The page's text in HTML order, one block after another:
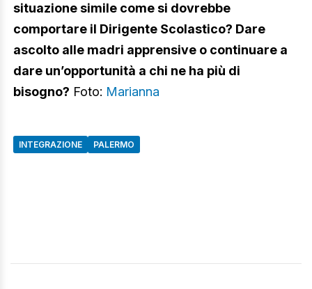
situazione simile come si dovrebbe
comportare il Dirigente Scolastico? Dare
ascolto alle madri apprensive o continuare a
dare un’opportunità a chi ne ha più di
bisogno? Foto: Marianna
INTEGRAZIONE PALERMO